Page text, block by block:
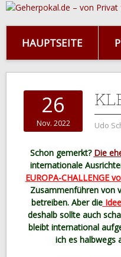
HAUPTSEITE
26
Nov. 2022 Udo
Schon gemerkt? Die
internationale
EUROPA-CHALLENGE
Zusammenführen von
betreiben. Aber die
deshalb sollte auch
bleibt international
ich es halbwegs